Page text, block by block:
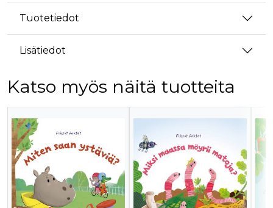
Tuotetiedot
Lisätiedot
Katso myös näitä tuotteita
Tuoteluettelon alku